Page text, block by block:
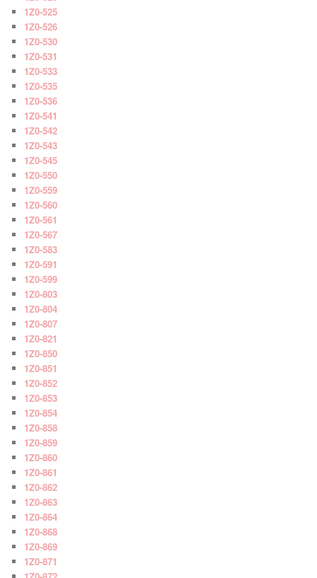
1Z0-525
1Z0-526
1Z0-530
1Z0-531
1Z0-533
1Z0-535
1Z0-536
1Z0-541
1Z0-542
1Z0-543
1Z0-545
1Z0-550
1Z0-559
1Z0-560
1Z0-561
1Z0-567
1Z0-583
1Z0-591
1Z0-599
1Z0-803
1Z0-804
1Z0-807
1Z0-821
1Z0-850
1Z0-851
1Z0-852
1Z0-853
1Z0-854
1Z0-858
1Z0-859
1Z0-860
1Z0-861
1Z0-862
1Z0-863
1Z0-864
1Z0-868
1Z0-869
1Z0-871